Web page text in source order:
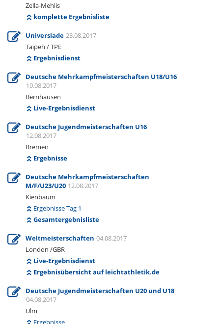
Zella-Mehlis
komplette Ergebnisliste
Universiade 23.08.2017
Taipeh / TPE
Ergebnisdienst
Deutsche Mehrkampfmeisterschaften U18/U16
19.08.2017
Bernhausen
Live-Ergebnisdienst
Deutsche Jugendmeisterschaften U16
12.08.2017
Bremen
Ergebnisse
Deutsche Mehrkampfmeisterschaften
M/F/U23/U20 12.08.2017
Kienbaum
Ergebnisse Tag 1
Gesamtergebnisliste
Weltmeisterschaften 04.08.2017
London /GBR
Live-Ergebnisdienst
Ergebnisübersicht auf leichtathletik.de
Deutsche Jugendmeisterschaften U20 und U18
04.08.2017
Ulm
Ergebnisse